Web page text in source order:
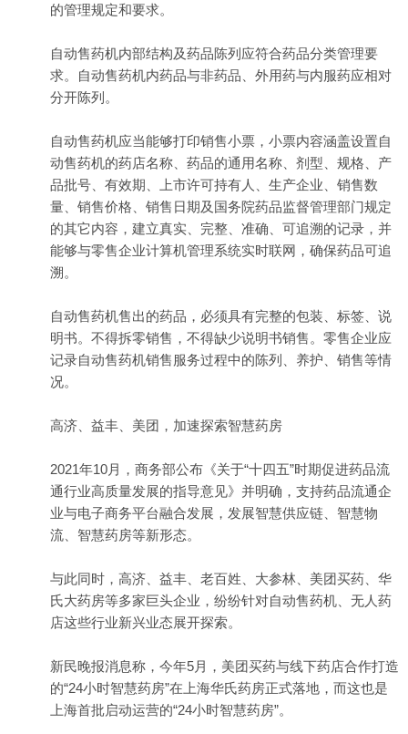
的管理规定和要求。
自动售药机内部结构及药品陈列应符合药品分类管理要
求。自动售药机内药品与非药品、外用药与内服药应相对
分开陈列。
自动售药机应当能够打印销售小票，小票内容涵盖设置自
动售药机的药店名称、药品的通用名称、剂型、规格、产
品批号、有效期、上市许可持有人、生产企业、销售数
量、销售价格、销售日期及国务院药品监督管理部门规定
的其它内容，建立真实、完整、准确、可追溯的记录，并
能够与零售企业计算机管理系统实时联网，确保药品可追
溯。
自动售药机售出的药品，必须具有完整的包装、标签、说
明书。不得拆零销售，不得缺少说明书销售。零售企业应
记录自动售药机销售服务过程中的陈列、养护、销售等情
况。
高济、益丰、美团，加速探索智慧药房
2021年10月，商务部公布《关于“十四五”时期促进药品流
通行业高质量发展的指导意见》并明确，支持药品流通企
业与电子商务平台融合发展，发展智慧供应链、智慧物
流、智慧药房等新形态。
与此同时，高济、益丰、老百姓、大参林、美团买药、华
氏大药房等多家巨头企业，纷纷针对自动售药机、无人药
店这些行业新兴业态展开探索。
新民晚报消息称，今年5月，美团买药与线下药店合作打造
的“24小时智慧药房”在上海华氏药房正式落地，而这也是
上海首批启动运营的“24小时智慧药房”。